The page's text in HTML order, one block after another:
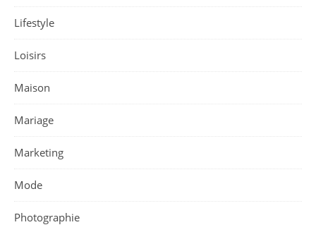
Lifestyle
Loisirs
Maison
Mariage
Marketing
Mode
Photographie